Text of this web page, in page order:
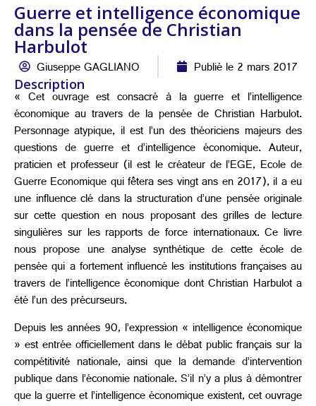
Guerre et intelligence économique
dans la pensée de Christian
Harbulot
Giuseppe GAGLIANO Publié le 2 mars 2017
Description
« Cet ouvrage est consacré à la guerre et l’intelligence
économique au travers de la pensée de Christian Harbulot.
Personnage atypique, il est l’un des théoriciens majeurs des
questions de guerre et d’intelligence économique. Auteur,
praticien et professeur (il est le créateur de l’EGE, Ecole de
Guerre Economique qui fêtera ses vingt ans en 2017), il a eu
une influence clé dans la structuration d’une pensée originale
sur cette question en nous proposant des grilles de lecture
singulières sur les rapports de force internationaux. Ce livre
nous propose une analyse synthétique de cette école de
pensée qui a fortement influencé les institutions françaises au
travers de l’intelligence économique dont Christian Harbulot a
été l’un des précurseurs.
Depuis les années 90, l’expression « intelligence économique
» est entrée officiellement dans le débat public français sur la
compétitivité nationale, ainsi que la demande d’intervention
publique dans l’économie nationale. S’il n’y a plus à démontrer
que la guerre et l’intelligence économique existent, cet ouvrage